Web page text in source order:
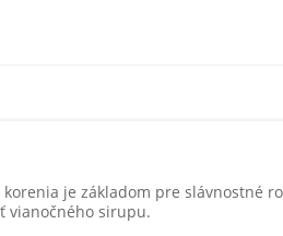
je základom pre slávnostné
vianočného sirupu.